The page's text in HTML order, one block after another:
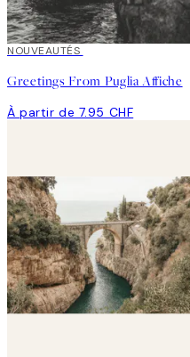
NOUVEAUTÉS
Greetings From Puglia Affiche
À partir de 7.95 CHF